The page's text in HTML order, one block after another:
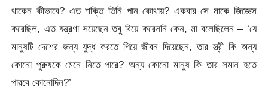
থাকেন কীভাবে? এত শক্তি তিনি পান কোথায়? একবার সে মাকে জিজ্ঞেস
করেছিল, এত যন্ত্রণা সয়েছেন তবু বিয়ে করেননি কেন, মা বলেছিলেন – ‘যে
মানুষটি দেশের জন্য যুদ্ধ করতে গিয়ে জীবন দিয়েছেন, তার স্ত্রী কি অন্য
কোনো পুরুষকে মেনে নিতে পারে? অন্য কোনো মানুষ কি তার সমান হতে
পারবে কোনোদিন?’